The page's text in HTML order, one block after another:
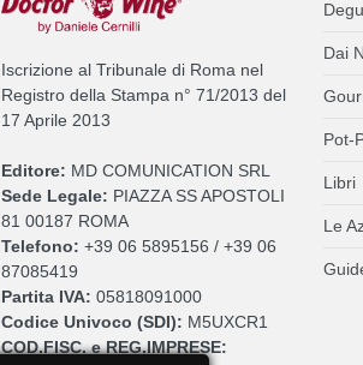
Iscrizione al Tribunale di Roma nel
Registro della Stampa n° 71/2013 del
17 Aprile 2013
Editore: MD COMUNICATION SRL
Sede Legale: PIAZZA SS APOSTOLI
81 00187 ROMA
Telefono: +39 06 5895156 / +39 06
87085419
Partita IVA: 05818091000
Codice Univoco (SDI): M5UXCR1
COD.FISC. e REG.IMPRESE:
Dai
Pot-
Libri
Le